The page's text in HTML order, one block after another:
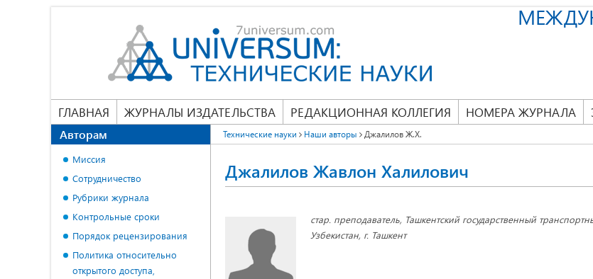
ГЛАВНАЯ ЖУРНАЛЫ ИЗДАТЕЛЬСТВА РЕДАКЦИОННАЯ КОЛЛЕГИЯ НОМЕРА ЖУРНАЛА
Технические науки Наши авторы Джалилов Ж.Х.
Джалилов Жавлон Халилович
стар. преподаватель, Ташкентский государственный
Узбекистан, г. Ташкент
Авторам
Миссия
Сотрудничество
Рубрики журнала
Контрольные сроки
Порядок рецензирования
Политика относительно
открытого доступа,